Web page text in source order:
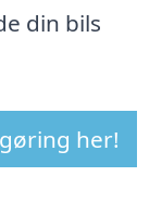
din bils
her!